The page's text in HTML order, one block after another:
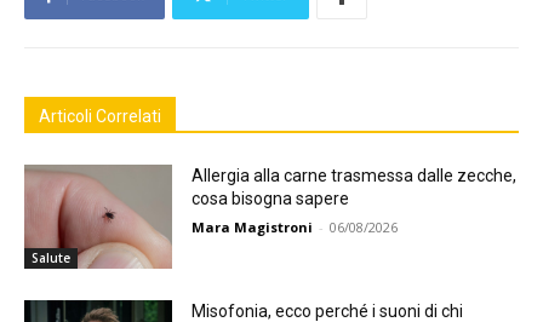
Articoli Correlati
Salute
Allergia alla carne trasmessa dalle zecche,
cosa bisogna sapere
Mara Magistroni - 06/08/2026
Misofonia, ecco perché i suoni di chi